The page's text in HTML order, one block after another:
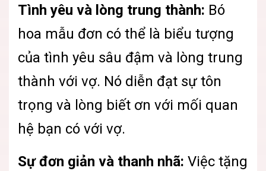
Tình yêu và lòng trung thành: Bó
hoa mẫu đơn có thể là biểu tượng
của tình yêu sâu đậm và lòng trung
thành với vợ. Nó diễn đạt sự tôn
trọng và lòng biết ơn với mối quan
hệ bạn có với vợ.
Sự đơn giản và thanh nhã: Việc tặng